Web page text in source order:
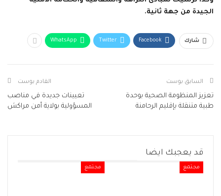
الجيدة من جهة ثانية.
شارك Facebook
Twitter
WhatsApp
السابق بوست
تعزيز المنظومة الصحية بوحدة
طبية متنقلة بإقليم الرحامنة
القادم بوست
تعيينات جديدة في مناصب
المسؤولية بولاية أمن مراكش
قد يعجبك ايضا
مجتمع مجتمع